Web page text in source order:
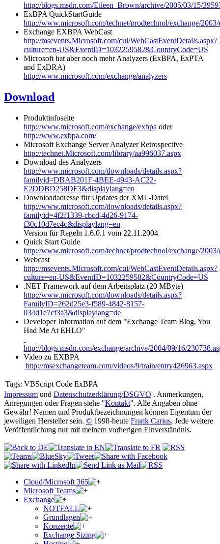
http://blogs.msdn.com/Eileen_Brown/archive/2005/03/15/
ExBPA QuickStartGuide
http://www.microsoft.com/technet/prodtechnol/exchange/2003/
Exchange EXBPA WebCast
http://msevents.Microsoft.com/cui/WebCastEventDetails.aspx?
culture=en-US&EventID=1032259582&CountryCode=US
Microsoft hat aber noch mehr Analyzers (ExBPA, ExPTA
and ExDRA)
http://www.microsoft.com/exchange/analyzers
Download
Produktinfoseite
http://www.microsoft.com/exchange/exbpa oder
http://www.exbpa.com/
Microsoft Exchange Server Analyzer Retrospective
http://technet.Microsoft.com/library/aa996037.aspx
Download des Analyzers
http://www.microsoft.com/downloads/details.aspx?
familyid=DBAB201F-4BEE-4943-AC22-
E2DDBD258DF3&displaylang=en
Downloadadresse für Updates der XML-Datei
http://www.microsoft.com/downloads/details.aspx?
familyid=4f2f1339-cbcd-4d26-9174-
f30c10d7ec4c&displaylang=en
Version für Regeln 1.6.0.1 vom 22.11.2004
Quick Start Guide
http://www.microsoft.com/technet/prodtechnol/exchange/2003/
Webcast
http://msevents.Microsoft.com/cui/WebCastEventDetails.aspx?
culture=en-US&EventID=1032259582&CountryCode=US
.NET Framework auf dem Arbeitsplatz (20 MByte)
http://www.microsoft.com/downloads/details.aspx?
FamilyID=262d25e3-f589-4842-8157-
034d1e7cf3a3&displaylang=de
Developer Information auf dem "Exchange Team Blog, You
Had Me At EHLO"
http://blogs.msdn.com/exchange/archive/2004/09/16/
Video zu EXBPA
http://msexchangeteam.com/videos/9/train/entry426963.aspx
Tags: VBScript Code ExBPA
Impressum und Datenschutzerklärung/DSGVO . Anmerkungen,
Anregungen oder Fragen siehe "Kontakt". Alle Angaben ohne
Gewähr! Namen und Produktbezeichnungen können Eigentum der
jeweiligen Hersteller sein. © 1998-heute Frank Carius, Jede weitere
Veröffentlichung nur mit meinem vorherigen Einverständnis.
Cloud/Microsoft 365
Microsoft Teams
Exchange
NOTFALL
Grundlagen
Konzepte
Exchange Sizing